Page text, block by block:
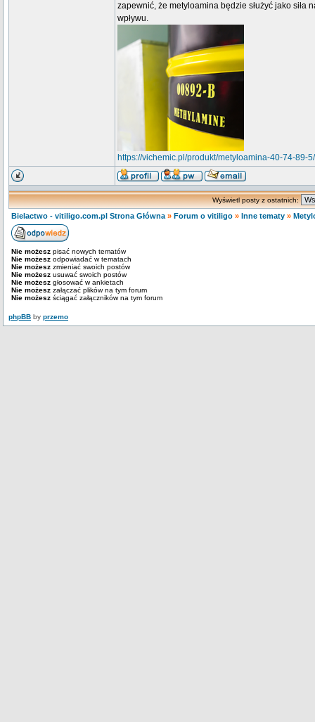
zapewnić, że metyloamina będzie służyć jako
wpływu.
https://vichemic.pl/produkt/metyloamina-40-74-89-5/
Wyświetl posty z ostatnich:
Bielactwo - vitiligo.com.pl Strona Główna » Forum o vitiligo » Inne tematy »
Nie możesz pisać nowych tematów
Nie możesz odpowiadać w tematach
Nie możesz zmieniać swoich postów
Nie możesz usuwać swoich postów
Nie możesz głosować w ankietach
Nie możesz załączać plików na tym forum
Nie możesz ściągać załączników na tym forum
phpBB by przemo